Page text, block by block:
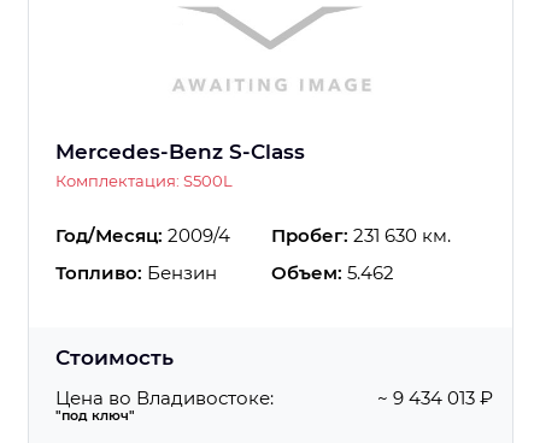
Mercedes-Benz S-Class
Комплектация: S500L
Год/Месяц: 2009/4 Пробег: 231 630 км.
Топливо: Бензин Объем: 5.462
Стоимость
Цена во Владивостоке:
"под ключ"
~ 9 434 013 ₽